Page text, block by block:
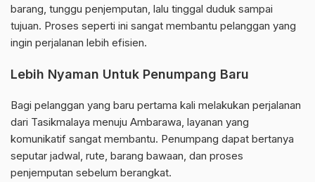
barang, tunggu penjemputan, lalu tinggal duduk sampai
tujuan. Proses seperti ini sangat membantu pelanggan yang
ingin perjalanan lebih efisien.
Lebih Nyaman Untuk Penumpang Baru
Bagi pelanggan yang baru pertama kali melakukan perjalanan
dari Tasikmalaya menuju Ambarawa, layanan yang
komunikatif sangat membantu. Penumpang dapat bertanya
seputar jadwal, rute, barang bawaan, dan proses
penjemputan sebelum berangkat.